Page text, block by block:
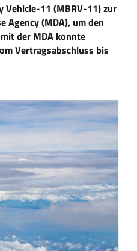
Vehicle-11 (MBRV-11) zur
Agency (MDA), um den
der MDA konnte
Vertragsabschluss bis